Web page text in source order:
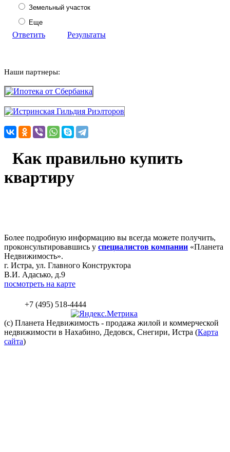
Земельный участок
Еще
Ответить Результаты
Наши партнеры:
Как правильно купить
квартиру
Более подробную информацию вы всегда можете получить,
проконсультировавшись у специалистов компании «Планета
Недвижимость».
г. Истра, ул. Главного Конструктора
В.И. Адасько, д.9
посмотреть на карте
+7 (495) 518-4444
(c) Планета Недвижимость - продажа жилой и коммерческой
недвижимости в Нахабино, Дедовск, Снегири, Истра (Карта
сайта)